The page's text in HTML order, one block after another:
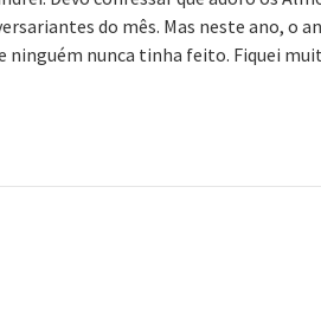
do mês. Mas neste ano, o
ninguém nunca tinha feito. Fiquei